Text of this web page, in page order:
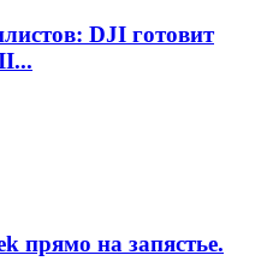
DJI готовит
прямо на запястье.